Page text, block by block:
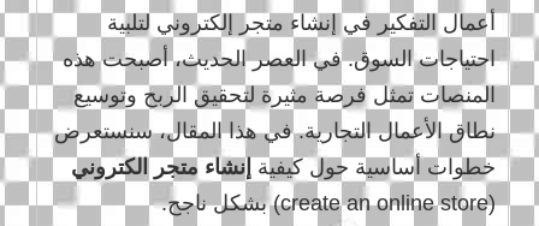
أعمال التفكير في إنشاء متجر إلكتروني لتلبية
احتياجات السوق. في العصر الحديث، أصبحت هذه
المنصات تمثل فرصة مثيرة لتحقيق الربح وتوسيع
نطاق الأعمال التجارية. في هذا المقال، سنستعرض
خطوات أساسية حول كيفية إنشاء متجر الكتروني
(create an online store) بشكل ناجح.